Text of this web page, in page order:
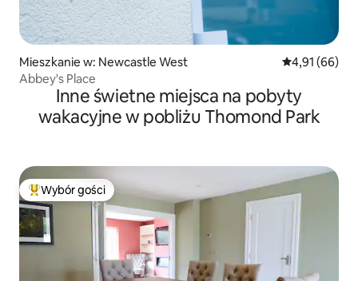
Mieszkanie w: Newcastle West Średnia
4,91 (66)
Abbey's Place
Inne świetne miejsca na pobyty
wakacyjne w pobliżu Thomond Park
Najpopularniejsze z kategorii Wybór gości
Wybór gości